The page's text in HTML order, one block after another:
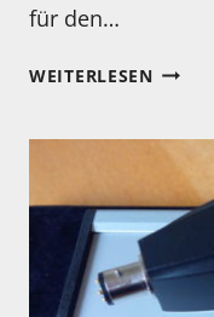
für den…
WEITERLESEN
27.11
IM
VIDEO-
TEST!